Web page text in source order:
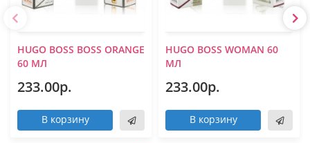
HUGO BOSS BOSS ORANGE
60 МЛ
233.00р.
В корзину
HUGO BOSS WOMAN 60
МЛ
233.00р.
В корзину